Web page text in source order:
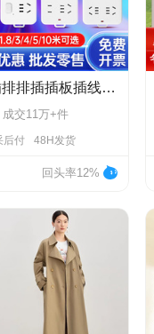
公牛插座插排排插插板插线板多插位带线接线板多功能拖线板电插板
成交11万+件
后付 48H发货
回头率12%